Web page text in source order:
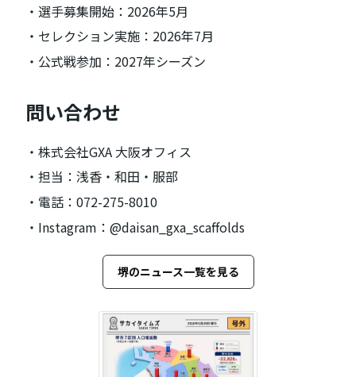
・選手募集開始：2026年5月
・セレクション実施：2026年7月
・公式戦参加：2027年シーズン
問い合わせ
・株式会社GXA 大阪オフィス
・担当：浅香・和田・服部
・電話：072-275-8010
・Instagram：@daisan_gxa_scaffolds
堺のニュース一覧を見る